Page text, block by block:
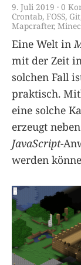
9. Juli 2019 0
Crontab, FOSS, Git
Mapcrafter,
Eine Welt in
mit der Zeit
solchen Fall
praktisch.
eine solche
erzeugt
JavaScript-
werden